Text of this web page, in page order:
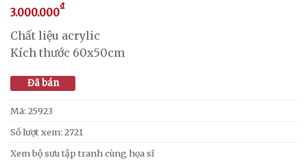
3.000.000₫
Chất liệu acrylic
Kích thước 60x50cm
Đã bán
Mã: 25923
Số lượt xem: 2721
Xem bộ sưu tập tranh cùng họa sĩ